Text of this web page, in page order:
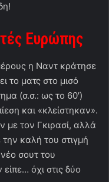
Ευρώπης
η Ναντ κράτησε
το ματς στο μισό
(σ.σ.: ως το 60′)
και «κλείστηκαν».
με τον Γκιρασί, αλλά
καλή του στιγμή
σουτ του
όχι στις δύο